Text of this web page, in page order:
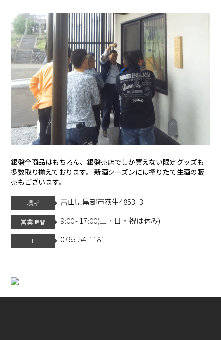
銀盤全商品はもちろん、銀盤売店でしか買えない限定グッズも
多数取り揃えております。新酒シーズンには搾りたて生酒の販
売もございます。
場所 富山県黒部市荻生4853−3
営業時間 9:00 - 17:00(土・日・祝は休み)
TEL 0765-54-1181